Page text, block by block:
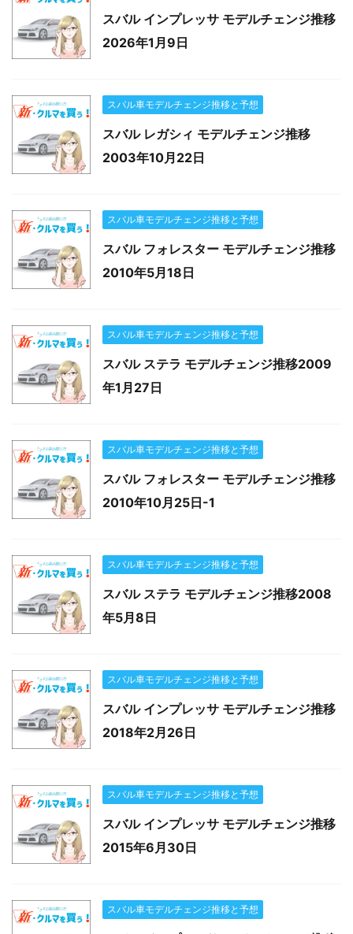
スバル インプレッサ モデルチェンジ推移
2026年1月9日
スバル車モデルチェンジ推移と予想
スバル レガシィ モデルチェンジ推移
2003年10月22日
スバル車モデルチェンジ推移と予想
スバル フォレスター モデルチェンジ推移
2010年5月18日
スバル車モデルチェンジ推移と予想
スバル ステラ モデルチェンジ推移2009
年1月27日
スバル車モデルチェンジ推移と予想
スバル フォレスター モデルチェンジ推移
2010年10月25日-1
スバル車モデルチェンジ推移と予想
スバル ステラ モデルチェンジ推移2008
年5月8日
スバル車モデルチェンジ推移と予想
スバル インプレッサ モデルチェンジ推移
2018年2月26日
スバル車モデルチェンジ推移と予想
スバル インプレッサ モデルチェンジ推移
2015年6月30日
スバル車モデルチェンジ推移と予想